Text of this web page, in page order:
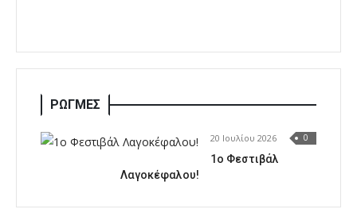
ΡΩΓΜΕΣ
20 Ιουλίου 2026 0
1o Φεστιβάλ
Λαγοκέφαλου!